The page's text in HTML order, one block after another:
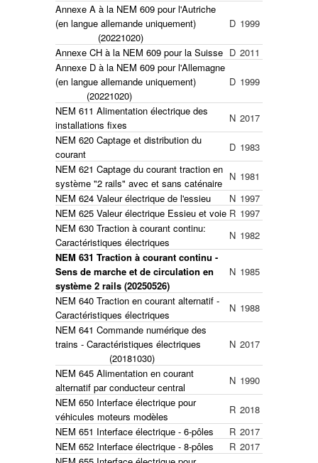
Annexe A à la NEM 609 pour l'Autriche
(en langue allemande uniquement)
(20221020)
D 1999
Annexe CH à la NEM 609 pour la Suisse D 2011
Annexe D à la NEM 609 pour l'Allemagne
(en langue allemande uniquement)
(20221020)
D 1999
NEM 611 Alimentation électrique des
installations fixes
N 2017
NEM 620 Captage et distribution du
courant
D 1983
NEM 621 Captage du courant traction en
système "2 rails" avec et sans caténaire
N 1981
NEM 624 Valeur électrique de l'essieu
N 1997
NEM 625 Valeur électrique Essieu et voie R 1997
NEM 630 Traction à courant continu:
Caractéristiques électriques
N 1982
NEM 631 Traction à courant continu -
Sens de marche et de circulation en
système 2 rails (20250526)
N 1985
NEM 640 Traction en courant alternatif -
Caractéristiques électriques
N 1988
NEM 641 Commande numérique des
trains - Caractéristiques électriques
(20181030)
N 2017
NEM 645 Alimentation en courant
alternatif par conducteur central
N 1990
NEM 650 Interface électrique pour
véhicules moteurs modèles
R 2018
NEM 651 Interface électrique - 6-pôles
R 2017
NEM 652 Interface électrique - 8-pôles
R 2017